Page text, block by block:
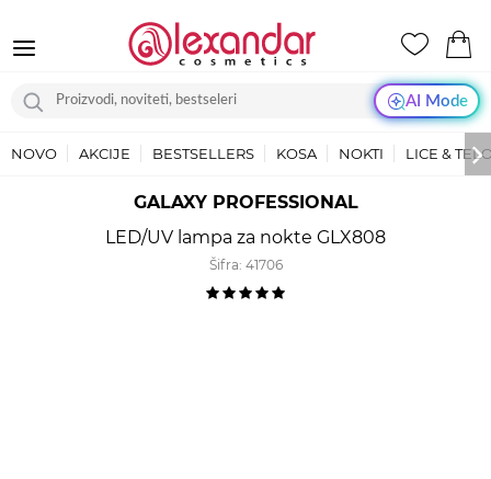
AI Mode
NOVO AKCIJE BESTSELLERS KOSA NOKTI LICE &
GALAXY PROFESSIONAL
LED/UV lampa za nokte GLX808
Šifra: 41706